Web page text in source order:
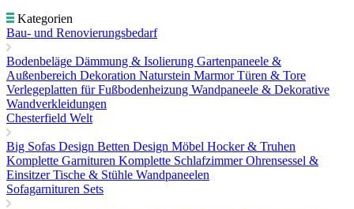
Kategorien
Bau- und Renovierungsbedarf
Bodenbeläge Dämmung & Isolierung Gartenpaneele &
Außenbereich Dekoration Naturstein MarmorTüren & Tore
Verlegeplatten für Fußbodenheizung Wandpaneele & Dekorative
Wandverkleidungen
Chesterfield Welt
Big Sofas Design Betten Design Möbel Hocker & Truhen
Komplette Garnituren Komplette SchlafzimmerOhrensessel &
EinsitzerTische & Stühle Wandpaneelen
Sofagarnituren Sets